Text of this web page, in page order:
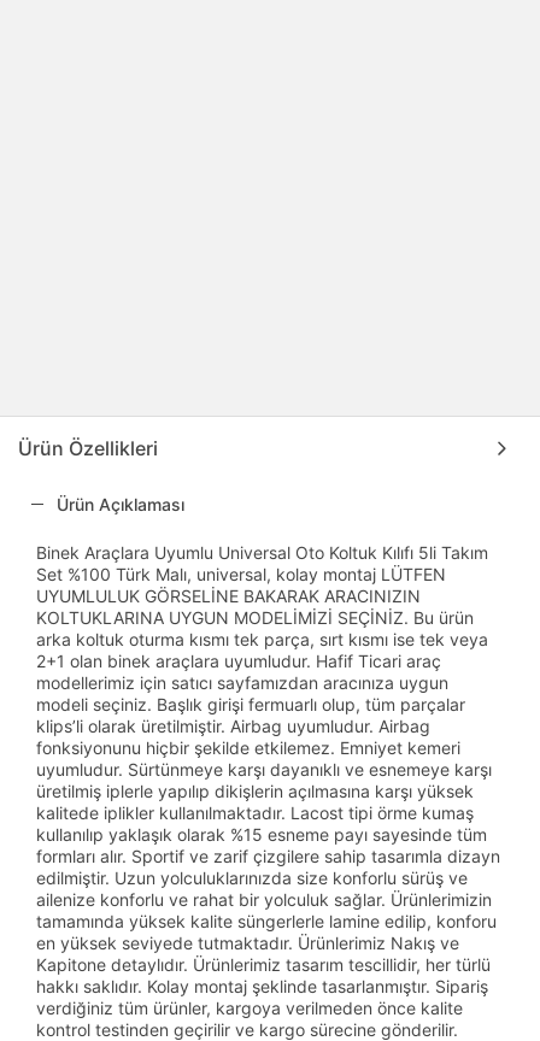
Ürün Özellikleri
Ürün Açıklaması
Binek Araçlara Uyumlu Universal Oto Koltuk Kılıfı 5li Takım
Set %100 Türk Malı, universal, kolay montaj LÜTFEN
UYUMLULUK GÖRSELİNE BAKARAK ARACINIZIN
KOLTUKLARINA UYGUN MODELİMİZİ SEÇİNİZ. Bu ürün
arka koltuk oturma kısmı tek parça, sırt kısmı ise tek veya
2+1 olan binek araçlara uyumludur. Hafif Ticari araç
modellerimiz için satıcı sayfamızdan aracınıza uygun
modeli seçiniz. Başlık girişi fermuarlı olup, tüm parçalar
klips’li olarak üretilmiştir. Airbag uyumludur. Airbag
fonksiyonunu hiçbir şekilde etkilemez. Emniyet kemeri
uyumludur. Sürtünmeye karşı dayanıklı ve esnemeye karşı
üretilmiş iplerle yapılıp dikişlerin açılmasına karşı yüksek
kalitede iplikler kullanılmaktadır. Lacost tipi örme kumaş
kullanılıp yaklaşık olarak %15 esneme payı sayesinde tüm
formları alır. Sportif ve zarif çizgilere sahip tasarımla dizayn
edilmiştir. Uzun yolculuklarınızda size konforlu sürüş ve
ailenize konforlu ve rahat bir yolculuk sağlar. Ürünlerimizin
tamamında yüksek kalite süngerlerle lamine edilip, konforu
en yüksek seviyede tutmaktadır. Ürünlerimiz Nakış ve
Kapitone detaylıdır. Ürünlerimiz tasarım tescillidir, her türlü
hakkı saklıdır. Kolay montaj şeklinde tasarlanmıştır. Sipariş
verdiğiniz tüm ürünler, kargoya verilmeden önce kalite
kontrol testinden geçirilir ve kargo sürecine gönderilir.